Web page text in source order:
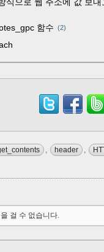
함수 2
header
걸 수 없습니다.